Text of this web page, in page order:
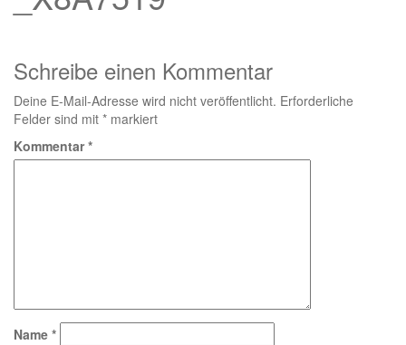
Schreibe einen Kommentar
Deine E-Mail-Adresse wird nicht veröffentlicht. Erforderliche
Felder sind mit * markiert
Kommentar*
Name *